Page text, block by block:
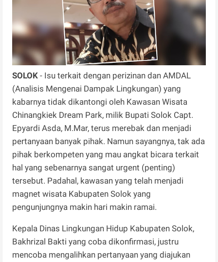
SOLOK - Isu terkait dengan perizinan dan AMDAL
(Analisis Mengenai Dampak Lingkungan) yang
kabarnya tidak dikantongi oleh Kawasan Wisata
Chinangkiek Dream Park, milik Bupati Solok Capt.
Epyardi Asda, M.Mar, terus merebak dan menjadi
pertanyaan banyak pihak. Namun sayangnya, tak ada
pihak berkompeten yang mau angkat bicara terkait
hal yang sebenarnya sangat urgent (penting)
tersebut. Padahal, kawasan yang telah menjadi
magnet wisata Kabupaten Solok yang
pengunjungnya makin hari makin ramai.
Kepala Dinas Lingkungan Hidup Kabupaten Solok,
Bakhrizal Bakti yang coba dikonfirmasi, justru
mencoba mengalihkan pertanyaan yang diajukan